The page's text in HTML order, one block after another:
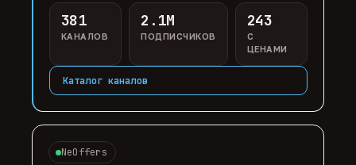
381
КАНАЛОВ
2.1M
ПОДПИСЧИКОВ
243
С
ЦЕНАМИ
Каталог каналов
NeOffers